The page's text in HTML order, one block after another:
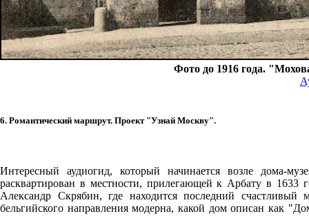
Фото до 1916 года.
6. Романтический маршрут. Проект "Узнай Москву".
Интересный аудиогид, который начинается возле дома-
расквартирован в местности, прилегающей к Арбату в
Александр Скрябин, где находится последний
бельгийского направления модерна, какой дом описан как